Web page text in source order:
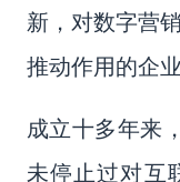
新，对数字营
推动作用的企业
成立十多年来
未停止过对互